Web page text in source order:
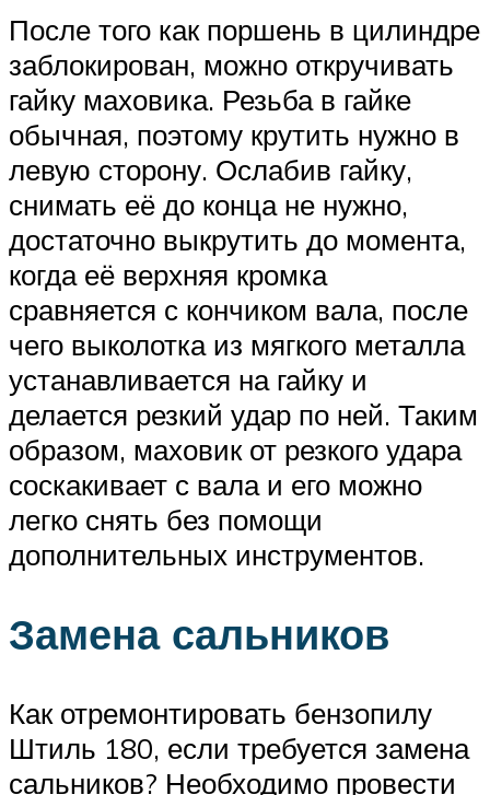
После того как поршень в цилиндре
заблокирован, можно откручивать
гайку маховика. Резьба в гайке
обычная, поэтому крутить нужно в
левую сторону. Ослабив гайку,
снимать её до конца не нужно,
достаточно выкрутить до момента,
когда её верхняя кромка
сравняется с кончиком вала, после
чего выколотка из мягкого металла
устанавливается на гайку и
делается резкий удар по ней. Таким
образом, маховик от резкого удара
соскакивает с вала и его можно
легко снять без помощи
дополнительных инструментов.
Замена сальников
Как отремонтировать бензопилу
Штиль 180, если требуется замена
сальников? Необходимо провести